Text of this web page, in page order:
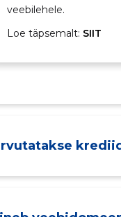
veebilehele.
Loe täpsemalt: SIIT